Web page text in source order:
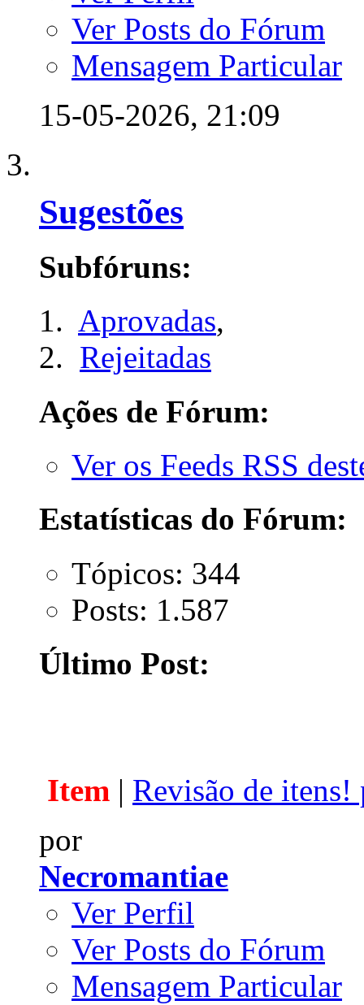
Ver Posts do Fórum
Mensagem Particular
15-05-2026, 21:09
Sugestões
Subfóruns:
Aprovadas,
Rejeitadas
Ações de Fórum:
Ver os Feeds RSS
Estatísticas do Fórum:
Tópicos: 344
Posts: 1.587
Último Post:
Item | Revisão de itens!
por
Necromantiae
Ver Perfil
Ver Posts do Fórum
Mensagem Particular